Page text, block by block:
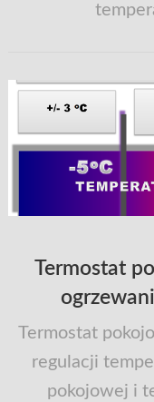
Termostat
Termostat
regulacji
pokojowej i